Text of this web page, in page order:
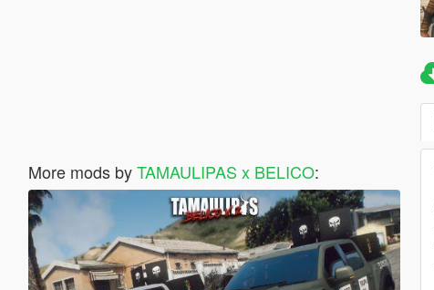
More mods byTAMAULIPAS x BELICO: